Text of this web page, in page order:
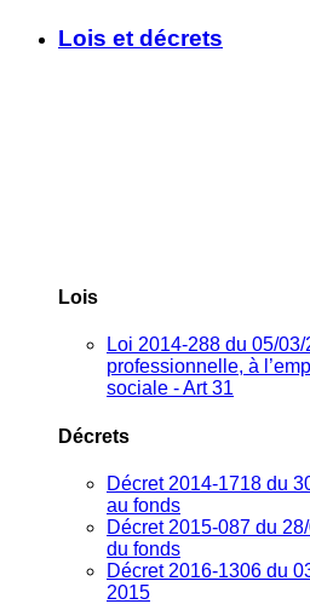
Lois et décrets
Lois
Loi 2014-288 du 05/
professionnelle, à
sociale - Art 31
Décrets
Décret 2014-1718 du
au fonds
Décret 2015-087 du
du fonds
Décret 2016-1306 du
2015